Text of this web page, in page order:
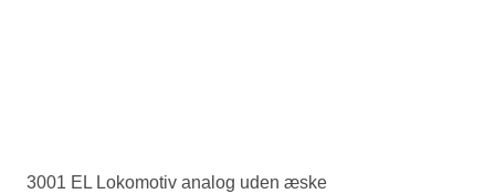
3001 EL Lokomotiv analog uden æske